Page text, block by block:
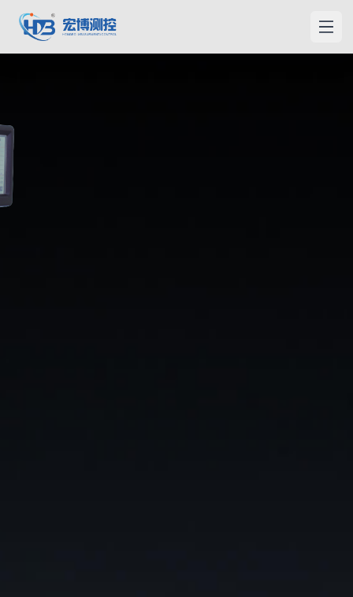
홍보측컨
메인